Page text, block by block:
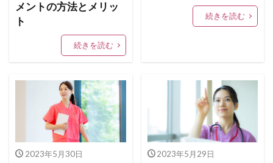
メントの方法とメリッ
ト
続きを読む
続きを読む
2023年5月30日 2023年5月29日